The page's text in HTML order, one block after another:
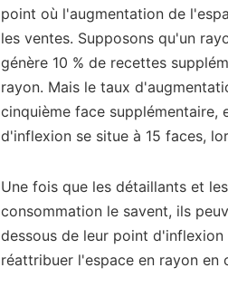
point où l'augmentation de
les ventes. Supposons qu'un
génère 10 % de recettes
rayon. Mais le taux
cinquième face supplémentaire,
d'inflexion se situe à 15 faces,
Une fois que les détaillants et
consommation le savent, ils
dessous de leur point
réattribuer l'espace en rayon en